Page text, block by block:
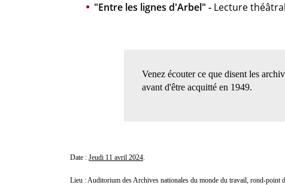
"Entre les lignes d'Arbel" - Lecture
Venez écouter ce que disent les
avant d'être acquitté en 1949.
Date : Jeudi 11 avril 2024.
Lieu : Auditorium des Archives nationales du monde du travail, rond-point